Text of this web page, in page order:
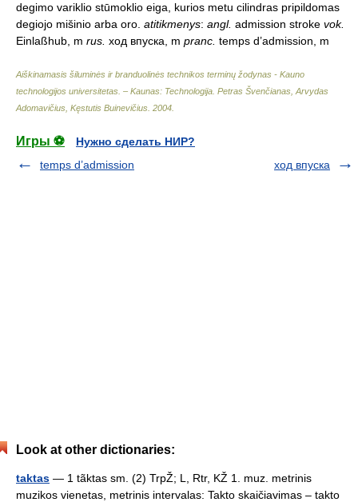
degimo variklio stūmoklio eiga, kurios metu cilindras pripildomas
degiojo mišinio arba oro. atitikmenys: angl. admission stroke vok.
Einlaßhub, m rus. ход впуска, m pranc. temps d’admission, m
Aiškinamasis šiluminės ir branduolinės technikos terminų žodynas - Kauno
technologijos universitetas. – Kaunas: Technologija Petras Švenčianas, Arvydas
Adomavičius, Kęstutis Buinevičius 2004
Игры ⚽
Нужно сделать НИР?
temps d’admission
ход впуска
Look at other dictionaries:
taktas — 1 tãktas sm. (2) TrpŽ; L, Rtr, KŽ 1. muz. metrinis
muzikos vienetas, metrinis intervalas: Takto skaičiavimas – takto